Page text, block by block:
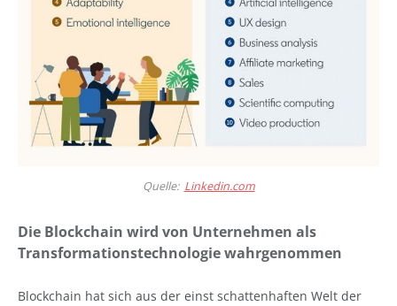
Quelle: Linkedin.com
Die Blockchain wird von Unternehmen als
Transformationstechnologie wahrgenommen
Blockchain hat sich aus der einst schattenhaften Welt der